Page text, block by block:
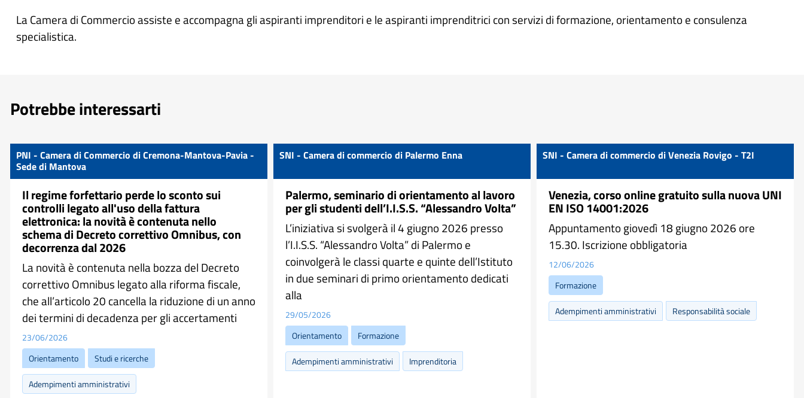
La Camera di Commercio assiste e accompagna gli aspiranti imprenditori e le aspiranti imprenditrici con servizi di formazione, orientamento e consulenza
specialistica.
Potrebbe interessarti
PNI - Camera di Commercio di Cremona-Mantova-Pavia -
Sede di Mantova
Il regime forfettario perde lo sconto sui
controlli legato all'uso della fattura
elettronica: la novità è contenuta nello
schema di Decreto correttivo Omnibus, con
decorrenza dal 2026
La novità è contenuta nella bozza del Decreto
correttivo Omnibus legato alla riforma fiscale,
che all’articolo 20 cancella la riduzione di un anno
dei termini di decadenza per gli accertamenti
23/06/2026
Orientamento
Studi e ricerche
Adempimenti amministrativi
SNI - Camera di commercio di Palermo Enna
Palermo, seminario di orientamento al lavoro
per gli studenti dell’I.I.S.S. “Alessandro Volta”
L’iniziativa si svolgerà il 4 giugno 2026 presso
l’I.I.S.S. “Alessandro Volta” di Palermo e
coinvolgerà le classi quarte e quinte dell’Istituto
in due seminari di primo orientamento dedicati
alla
29/05/2026
Orientamento
Formazione
Adempimenti amministrativi Imprenditoria
SNI - Camera di commercio di Venezia Rovigo - T2I
Venezia, corso online gratuito sulla nuova UNI
EN ISO 14001:2026
Appuntamento giovedì 18 giugno 2026 ore
15.30. Iscrizione obbligatoria
12/06/2026
Formazione
Adempimenti amministrativi Responsabilità sociale